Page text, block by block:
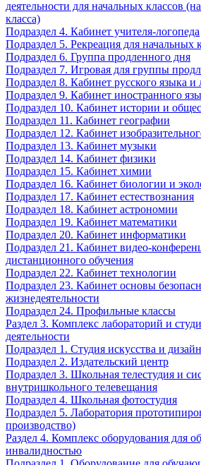
деятельности для начальных классов
класса)
Подраздел 4. Кабинет учителя-логопеда
Подраздел 5. Рекреация для начальных
Подраздел 6. Группа продленного дня
Подраздел 7. Игровая для группы
Подраздел 8. Кабинет русского языка и
Подраздел 9. Кабинет иностранного
Подраздел 10. Кабинет истории и
Подраздел 11. Кабинет географии
Подраздел 12. Кабинет
Подраздел 13. Кабинет музыки
Подраздел 14. Кабинет физики
Подраздел 15. Кабинет химии
Подраздел 16. Кабинет биологии и
Подраздел 17. Кабинет естествознания
Подраздел 18. Кабинет астрономии
Подраздел 19. Кабинет математики
Подраздел 20. Кабинет информатики
Подраздел 21. Кабинет видео-
дистанционного обучения
Подраздел 22. Кабинет технологии
Подраздел 23. Кабинет основы
жизнедеятельности
Подраздел 24. Профильные классы
Раздел 3. Комплекс лабораторий и
деятельности
Подраздел 1. Студия искусства и
Подраздел 2. Издательский центр
Подраздел 3. Школьная телестудия и
внутришкольного телевещания
Подраздел 4. Школьная фотостудия
Подраздел 5. Лаборатория
производство)
Раздел 4. Комплекс оборудования для
инвалидностью